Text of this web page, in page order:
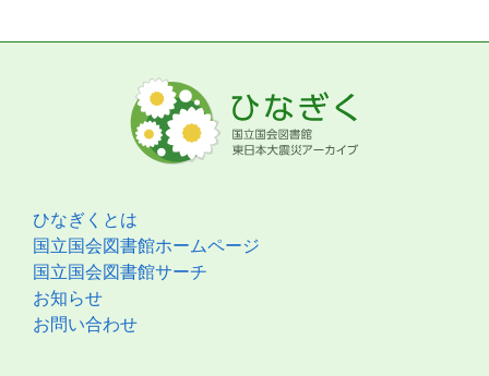
ひなぎくとは
国立国会図書館ホームページ
国立国会図書館サーチ
お知らせ
お問い合わせ